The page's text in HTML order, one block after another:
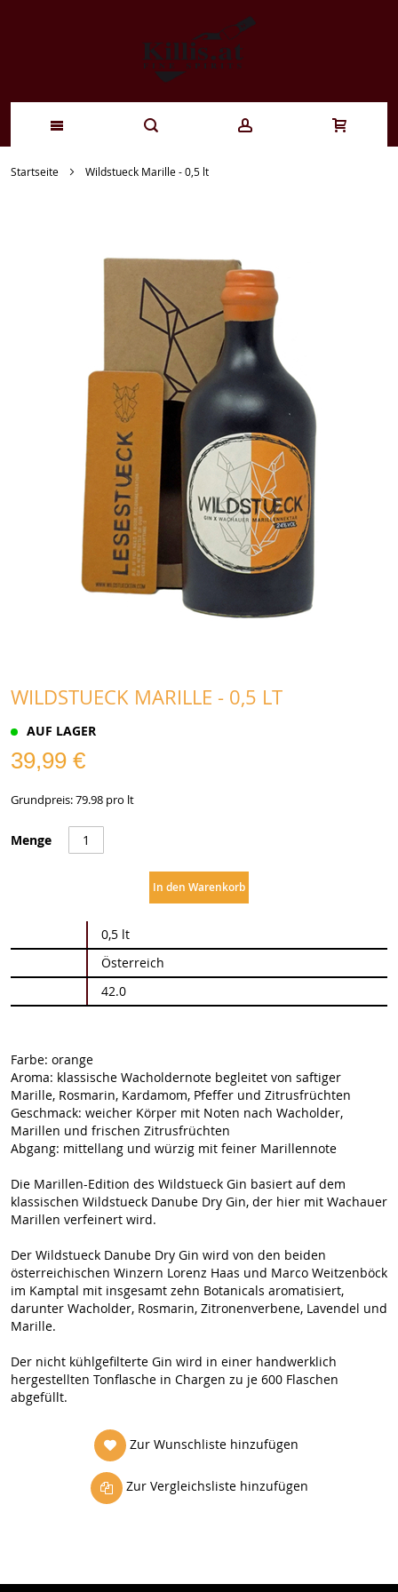
Zum
Startseite Wildstueck Marille - 0,5 lt
WILDSTUECK MARILLE - 0,5 LT
AUF LAGER
39,99 €
Grundpreis: 79.98 pro lt
Menge
In den Warenkorb
Informationen
0,5 lt
Österreich
42.0
Farbe: orange
Aroma: klassische Wacholdernote begleitet von saftiger
Marille, Rosmarin, Kardamom, Pfeffer und Zitrusfrüchten
Geschmack: weicher Körper mit Noten nach Wacholder,
Marillen und frischen Zitrusfrüchten
Abgang: mittellang und würzig mit feiner Marillennote
Die Marillen-Edition des Wildstueck Gin basiert auf dem
klassischen Wildstueck Danube Dry Gin, der hier mit Wachauer
Marillen verfeinert wird.
Der Wildstueck Danube Dry Gin wird von den beiden
österreichischen Winzern Lorenz Haas und Marco Weitzenböck
im Kamptal mit insgesamt zehn Botanicals aromatisiert,
darunter Wacholder, Rosmarin, Zitronenverbene, Lavendel und
Marille.
Der nicht kühlgefilterte Gin wird in einer handwerklich
hergestellten Tonflasche in Chargen zu je 600 Flaschen
abgefüllt.
Zur Wunschliste hinzufügen
Zur Vergleichsliste hinzufügen